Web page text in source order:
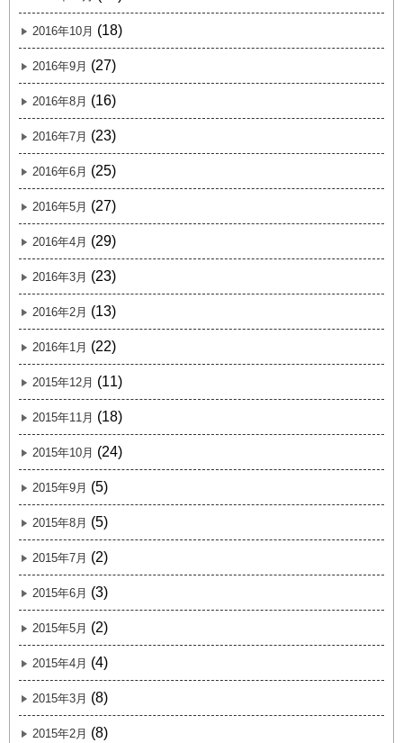
2016年10月 (18)
2016年9月 (27)
2016年8月 (16)
2016年7月 (23)
2016年6月 (25)
2016年5月 (27)
2016年4月 (29)
2016年3月 (23)
2016年2月 (13)
2016年1月 (22)
2015年12月 (11)
2015年11月 (18)
2015年10月 (24)
2015年9月 (5)
2015年8月 (5)
2015年7月 (2)
2015年6月 (3)
2015年5月 (2)
2015年4月 (4)
2015年3月 (8)
2015年2月 (8)